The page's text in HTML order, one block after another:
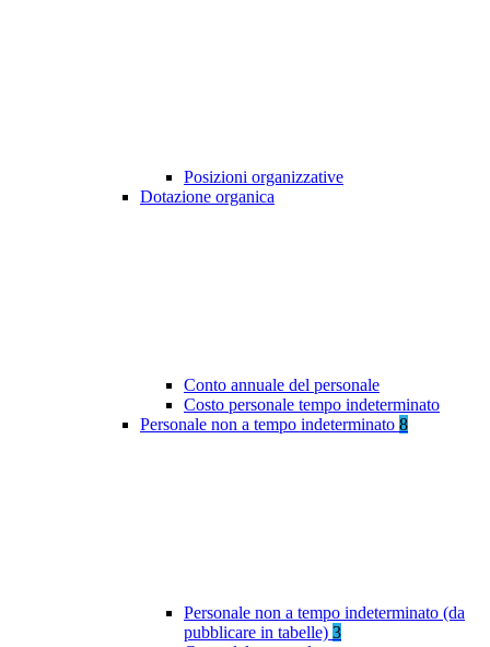
Posizioni organizzative
Dotazione organica
Conto annuale del personale
Costo personale tempo indeterminato
Personale non a tempo indeterminato 8
Personale non a tempo indeterminato (da
pubblicare in tabelle) 3